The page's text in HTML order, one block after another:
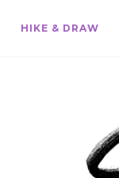
HIKE & DRAW